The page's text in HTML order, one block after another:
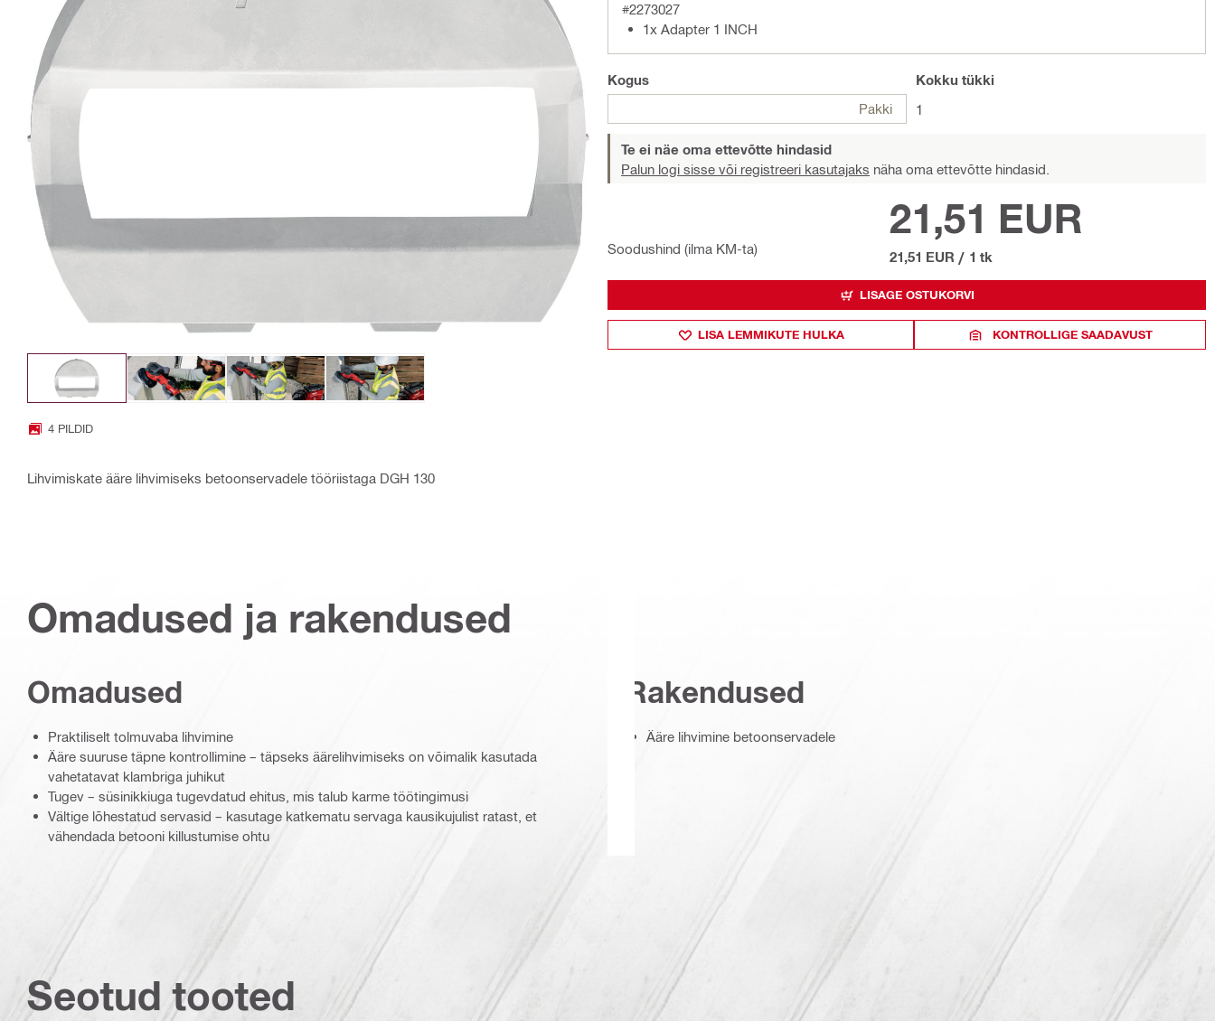
4 PILDID
Lihvimiskate ääre lihvimiseks betoonservadele tööriistaga DGH 130
#2273027
1x Adapter 1 INCH
Kogus
Pakki
Kokku tükki
1
Te ei näe oma ettevõtte hindasid
Palun logi sisse või registreeri kasutajaks näha oma ettevõtte hindasid.
Soodushind (ilma KM-ta)
21,51 EUR
21,51 EUR / 1 tk
LISAGE OSTUKORVI
LISA LEMMIKUTE HULKA KONTROLLIGE SAADAVUST
Omadused ja rakendused
Omadused
Praktiliselt tolmuvaba lihvimine
Ääre suuruse täpne kontrollimine – täpseks äärelihvimiseks on võimalik kasutada
vahetatavat klambriga juhikut
Tugev – süsinikkiuga tugevdatud ehitus, mis talub karme töötingimusi
Vältige lõhestatud servasid – kasutage katkematu servaga kausikujulist ratast, et
vähendada betooni killustumise ohtu
Rakendused
Ääre lihvimine betoonservadele
Seotud tooted